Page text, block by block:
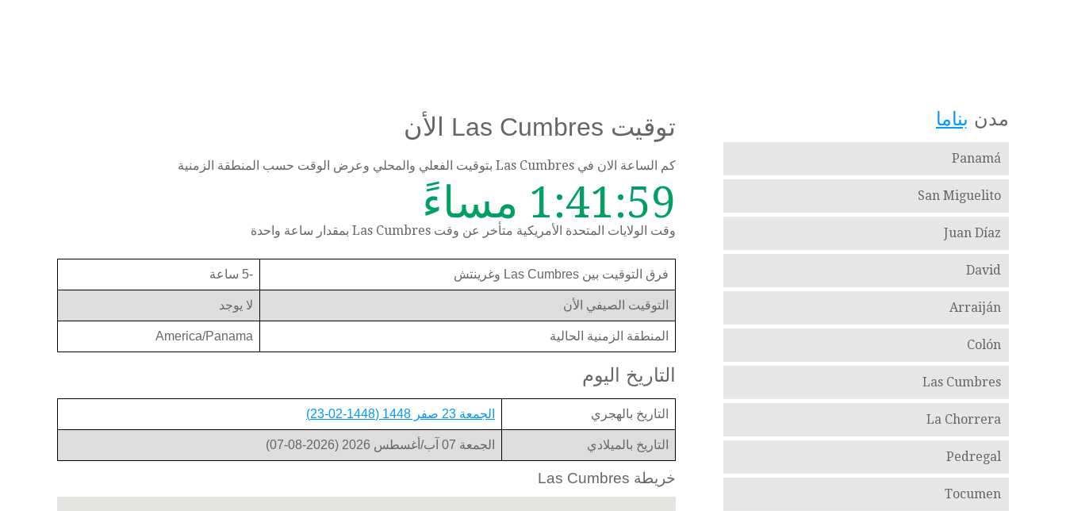
توقيت Las Cumbres الأن
كم الساعة الان في Las Cumbres بتوقيت الفعلي والمحلي وعرض الوقت حسب المنطقة الزمنية
1:41:59 مساءً
وقت الولايات المتحدة الأمريكية متأخر عن وقت Las Cumbres بمقدار ساعة واحدة
فرق التوقيت بين Las Cumbres وغرينتش -5 ساعة
التوقيت الصيفي الأن لا يوجد
المنطقة الزمنية الحالية America/Panama
التاريخ اليوم
التاريخ بالهجري الجمعة 23 صفر 1448 (1448-02-23)
التاريخ بالميلادي الجمعة 07 آب/أغسطس 2026 (2026-08-07)
خريطة Las Cumbres
مدن بناما
Panamá
San Miguelito
Juan Díaz
David
Arraiján
Colón
Las Cumbres
La Chorrera
Pedregal
Tocumen